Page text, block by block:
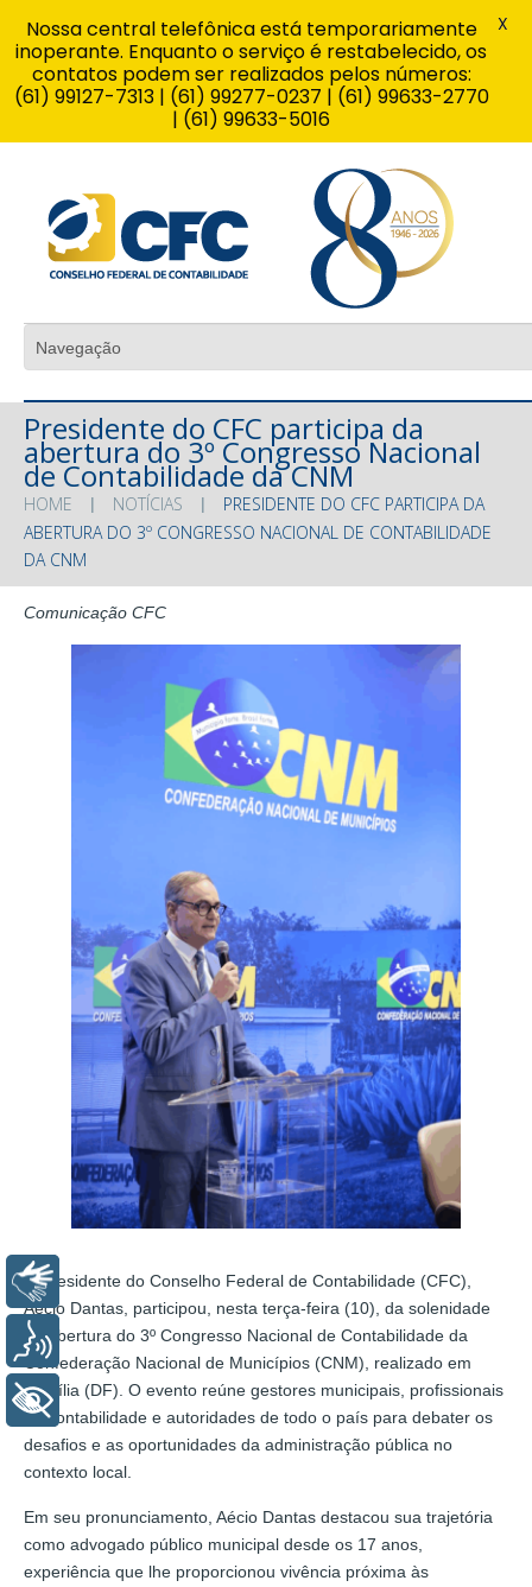
Presidente do CFC participa da
abertura do 3º Congresso Nacional
de Contabilidade da CNM
HOME NOTÍCIAS
PRESIDENTE DO CFC PARTICIPA DA
ABERTURA DO 3º CONGRESSO NACIONAL DE CONTABILIDADE
DA CNM
Comunicação CFC
O presidente do Conselho Federal de Contabilidade (CFC),
Aécio Dantas, participou, nesta terça-feira (10), da solenidade
de abertura do 3º Congresso Nacional de Contabilidade da
Confederação Nacional de Municípios (CNM), realizado em
Brasília (DF). O evento reúne gestores municipais, profissionais
da contabilidade e autoridades de todo o país para debater os
desafios e as oportunidades da administração pública no
contexto local.
Em seu pronunciamento, Aécio Dantas destacou sua trajetória
como advogado público municipal desde os 17 anos,
experiência que lhe proporcionou vivência próxima às
Nossa central telefônica está temporariamente
inoperante. Enquanto o serviço é restabelecido, os
contatos podem ser realizados pelos números:
(61) 99127-7313 | (61) 99277-0237 | (61) 99633-2770
| (61) 99633-5016
X
Libras
Voz
+ Acessibilidade